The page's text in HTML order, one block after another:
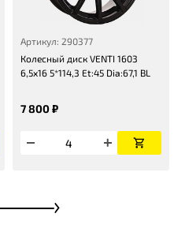
Артикул: 290377
Колесный диск VENTI 1603
6,5x16 5*114,3 Et:45 Dia:67,1 BL
7 800 ₽